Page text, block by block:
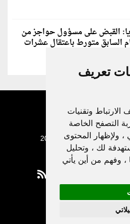
تعريف
وتقنيات
التصفح الخاصة
، ولإظهار المحتوى
لك ، وتحليل
وفهم من أين يأتي
القبض على مسؤول حواجز من
السابق متورط باعتقال عشرات
الوطن © 2003 - 2022
Privacy